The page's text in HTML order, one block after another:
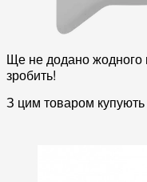
Ще не додано жодного
зробить!
З цим товаром купують